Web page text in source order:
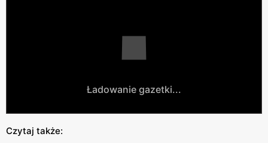
Ładowanie gazetki...
Czytaj także: